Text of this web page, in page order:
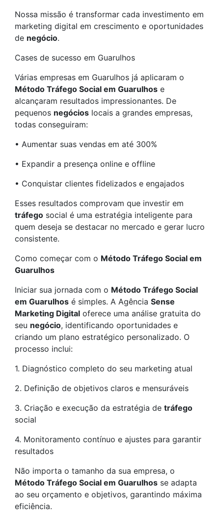
Nossa missão é transformar cada investimento em
marketing digital em crescimento e oportunidades
de negócio.
Cases de sucesso em Guarulhos
Várias empresas em Guarulhos já aplicaram o
Método Tráfego Social em Guarulhos e
alcançaram resultados impressionantes. De
pequenos negócios locais a grandes empresas,
todas conseguiram:
• Aumentar suas vendas em até 300%
• Expandir a presença online e offline
• Conquistar clientes fidelizados e engajados
Esses resultados comprovam que investir em
tráfego social é uma estratégia inteligente para
quem deseja se destacar no mercado e gerar lucro
consistente.
Como começar com o Método Tráfego Social em
Guarulhos
Iniciar sua jornada com o Método Tráfego Social
em Guarulhos é simples. A Agência Sense
Marketing Digital oferece uma análise gratuita do
seu negócio, identificando oportunidades e
criando um plano estratégico personalizado. O
processo inclui:
1. Diagnóstico completo do seu marketing atual
2. Definição de objetivos claros e mensuráveis
3. Criação e execução da estratégia de tráfego
social
4. Monitoramento contínuo e ajustes para garantir
resultados
Não importa o tamanho da sua empresa, o
Método Tráfego Social em Guarulhos se adapta
ao seu orçamento e objetivos, garantindo máxima
eficiência.